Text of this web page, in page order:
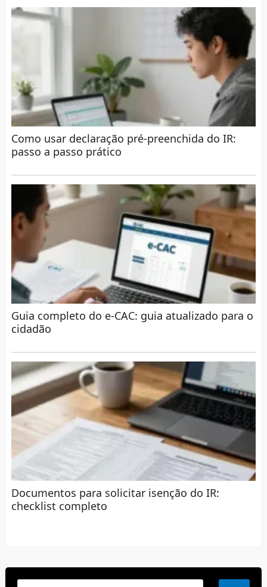
Como usar declaração pré-preenchida do IR:
passo a passo prático
Guia completo do e-CAC: guia atualizado para o
cidadão
Documentos para solicitar isenção do IR:
checklist completo